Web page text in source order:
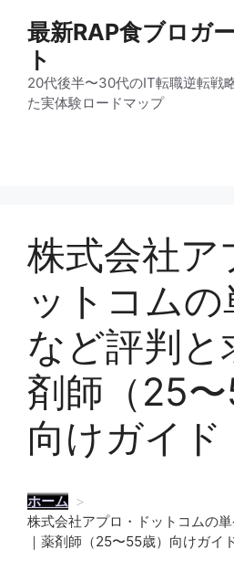
最新RAP食ブロガ
ト
20代後半〜30代のIT転職逆転戦
た実体験ロードマップ
株式会社ア
ットコム
など評判と
剤師（25〜
向けガイド
ホーム >
株式会社アプロ・ドットコムの
｜薬剤師（25〜55歳）向けガイ